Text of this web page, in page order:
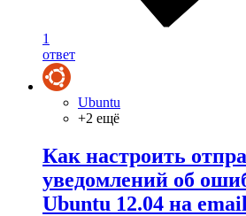
1
ответ
Ubuntu
+2 ещё
Как настроить
уведомлений об
Ubuntu 12.04 на